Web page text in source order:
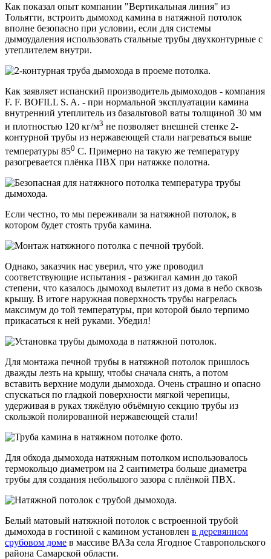
Как показал опыт компании "Вертикальная линия" из
Тольятти, встроить дымоход камина в натяжной потолок
вполне безопасно при условии, если для системы
дымоудаления использовать стальные трубы двухконтурные с
утеплителем внутри.
Как заявляет испанский производитель дымоходов - компания
F. F. BOFILL S. A. - при нормальной эксплуатации камина
внутренний утеплитель из базальтовой ваты толщиной 30 мм
и плотностью 120 кг/м3 не позволяет внешней стенке 2-
контурной трубы из нержавеющей стали нагреваться выше
температуры 850 С. Примерно на такую же температуру
разогревается плёнка ПВХ при натяжке полотна.
Если честно, то мы переживали за натяжной потолок, в
котором будет стоять труба камина.
Однако, заказчик нас уверил, что уже проводил
соответствующие испытания - разжигал камин до такой
степени, что казалось дымоход вылетит из дома в небо сквозь
крышу. В итоге наружная поверхность трубы нагрелась
максимум до той температуры, при которой было терпимо
прикасаться к ней руками. Убедил!
Для монтажа печной трубы в натяжной потолок пришлось
дважды лезть на крышу, чтобы сначала снять, а потом
вставить верхние модули дымохода. Очень страшно и опасно
спускаться по гладкой поверхности мягкой черепицы,
удерживая в руках тяжёлую объёмную секцию трубы из
скользкой полированной нержавеющей стали!
Для обхода дымохода натяжным потолком использовалось
термокольцо диаметром на 2 сантиметра больше диаметра
трубы для создания небольшого зазора с плёнкой ПВХ.
Белый матовый натяжной потолок с встроенной трубой
дымохода в гостиной с камином установлен в деревянном
срубовом доме в массиве ВАЗа села Ягодное Ставропольского
района Самарской области.